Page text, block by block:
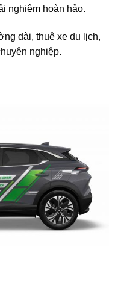
nghiệm hoàn hảo.
dài, thuê xe du lịch,
nghiệp.